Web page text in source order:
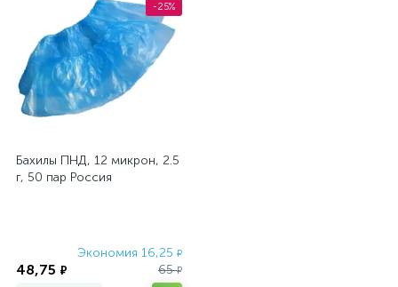
-25%
Бахилы ПНД, 12 микрон, 2.5
г, 50 пар Россия
Экономия 16,25 ₽
48,75 ₽ 65₽